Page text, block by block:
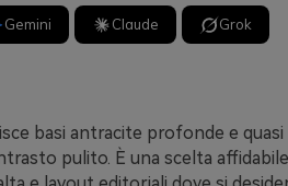
Gemini Claude Grok
basi antracite profonde e quasi
pulito. È una scelta